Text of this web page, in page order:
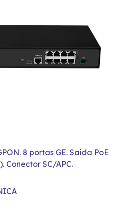
8 portas GE. Saída PoE
Conector SC/APC.